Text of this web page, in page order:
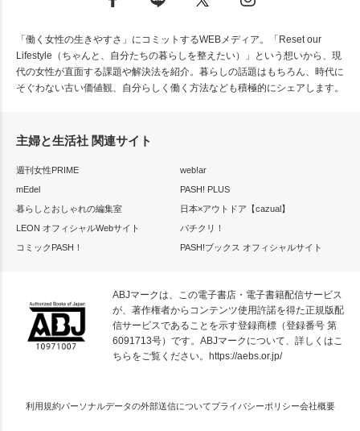
「働く女性の生きやすさ」にコミットするWEBメディア。「Reset our
Lifestyle（ちゃんと、自分たちの暮らしを整えたい）」という想いから、現
代の女性が直面する課題や解決法を紹介。暮らしの話題はもちろん、時代に
そぐわない古い価値観、自分らしく働く方法なども積極的にシェアします。
主婦と生活社 関連サイト
週刊女性PRIME
web!ar
mEdel
PASH! PLUS
暮らしとおしゃれの編集室
日本×アウトドア【cazual】
LEON オフィシャルWebサイト
パチクリ！
コミックPASH！
PASH!ブックス オフィシャルサイト
ABJマークは、この電子書店・電子書籍配信サービス
が、著作権者からコンテンツ使用許諾を得た正規版配
信サービスであることを示す登録商標（登録番号 第
6091713号）です。ABJマークについて、詳しくはこ
ちらをご覧ください。 https://aebs.or.jp/
利用規約パーソナルデータの外部送信についてプライバシーポリシー会社概要